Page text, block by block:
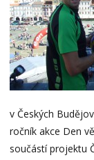
v Českých
ročník akce Den
součástí projektu